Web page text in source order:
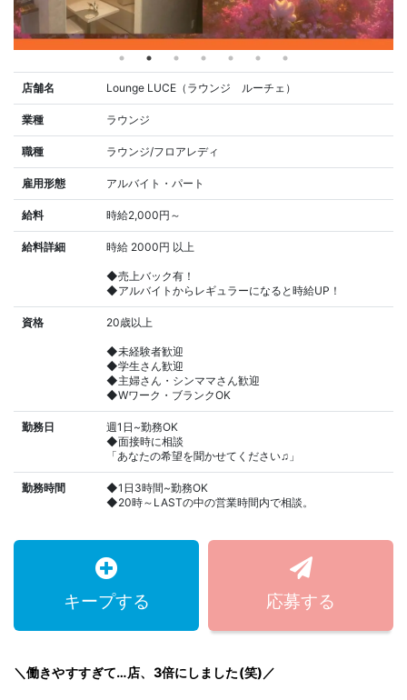
店舗名 Lounge LUCE（ラウンジ ルーチェ）
業種 ラウンジ
職種 ラウンジ/フロアレディ
雇用形態 アルバイト・パート
給料 時給2,000円～
給料詳細 時給 2000円 以上
◆売上バック有！
◆アルバイトからレギュラーになると時給UP！
資格 20歳以上
◆未経験者歓迎
◆学生さん歓迎
◆主婦さん・シンママさん歓迎
◆Wワーク・ブランクOK
勤務日
週1日~勤務OK
◆面接時に相談
「あなたの希望を聞かせてください♫」
勤務時間
◆1日3時間~勤務OK
◆20時～LASTの中の営業時間内で相談。
キープする 応募する
＼働きやすすぎて…店、3倍にしました(笑)／